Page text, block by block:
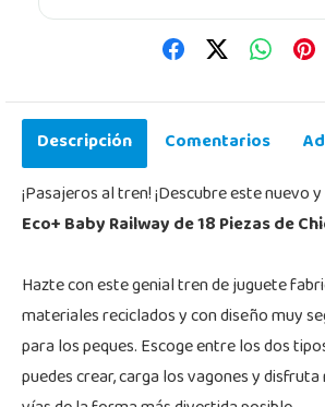
Descripción Comentarios
¡Pasajeros al tren! ¡Descubre este nuevo
Eco+ Baby Railway de 18 Piezas de
Hazte con este genial tren de juguete
materiales reciclados y con diseño muy
para los peques. Escoge entre los dos
puedes crear, carga los vagones y